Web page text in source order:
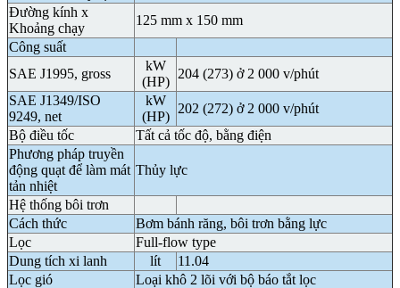
Đường kính x
Khoảng chạy
125 mm x 150 mm
Công suất
SAE J1995, gross
kW
(HP)
204 (273) ở 2 000 v/phút
SAE J1349/ISO
9249, net
kW
(HP)
202 (272) ở 2 000 v/phút
Bộ điều tốc
Tất cả tốc độ, bằng điện
Phương pháp truyền
động quạt để làm mát
tản nhiệt
Thủy lực
Hệ thống bôi trơn
Cách thức
Bơm bánh răng, bôi trơn bằng lực
Lọc
Full-flow type
Dung tích xi lanh
lít
11.04
Lọc gió
Loại khô 2 lõi với bộ báo tắt lọc